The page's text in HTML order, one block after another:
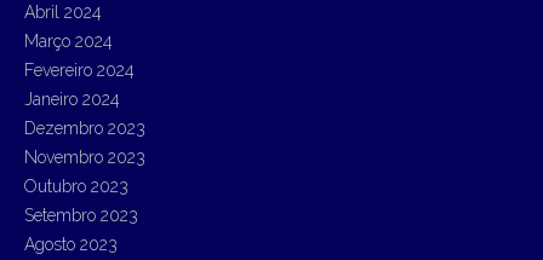
Abril 2024
Março 2024
Fevereiro 2024
Janeiro 2024
Dezembro 2023
Novembro 2023
Outubro 2023
Setembro 2023
Agosto 2023